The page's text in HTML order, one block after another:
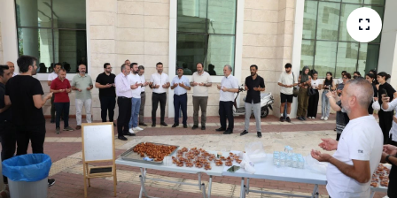
İnşaat-Emlak
Kültür-Sanat
Sağlık
Siyaset